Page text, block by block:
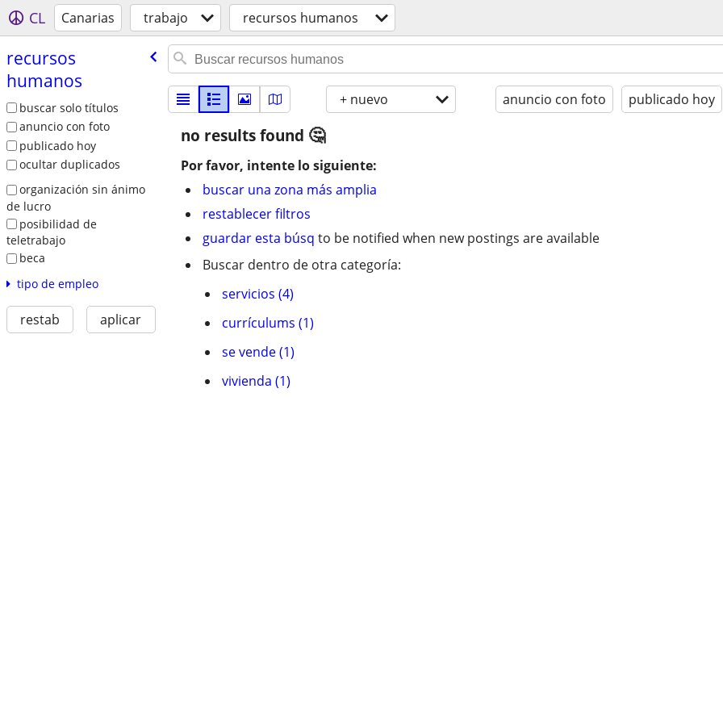
CL Canarias trabajo recursos humanos
recursos
humanos
buscar solo títulos
anuncio con foto
publicado hoy
ocultar duplicados
organización sin ánimo
de lucro
posibilidad de
teletrabajo
beca
tipo de empleo
restab aplicar
+ nuevo anuncio con foto publicado hoy
no results found
Por favor, intente lo siguiente:
buscar una zona más amplia
restablecer filtros
guardar esta búsq to be notified when new postings are available
Buscar dentro de otra categoría:
servicios (4)
currí­culums (1)
se vende (1)
vivienda (1)